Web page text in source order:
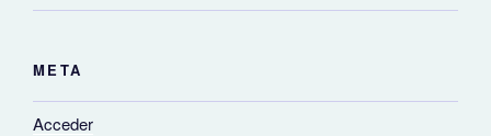
META
Acceder